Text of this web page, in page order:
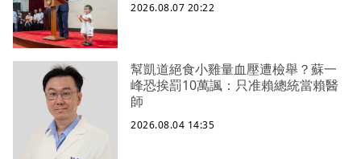
2026.08.07 20:22
幫凱道絕食小雞量血壓遭檢舉？蘇一
峰恐挨罰10萬諷：只准賴總統當賴醫
師
2026.08.04 14:35